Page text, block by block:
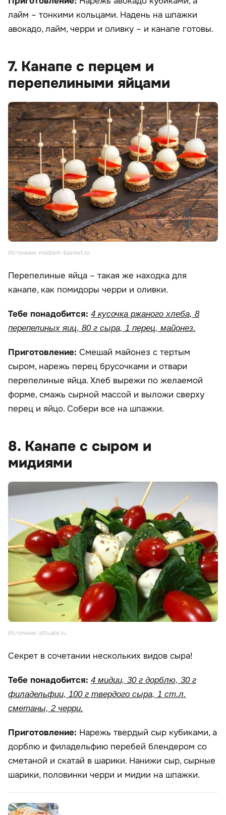
лайм – тонкими кольцами. Надень на шпажки
авокадо, лайм, черри и оливку – и канапе готовы.
7. Канапе с перцем и
перепелиными яйцами
Источник: molbert-banket.ru
Перепелиные яйца – такая же находка для
канапе, как помидоры черри и оливки.
Тебе понадобится: 4 кусочка ржаного хлеба, 8
перепелиных яиц, 80 г сыра, 1 перец, майонез.
Приготовление: Смешай майонез с тертым
сыром, нарежь перец брусочками и отвари
перепелиные яйца. Хлеб вырежи по желаемой
форме, смажь сырной массой и выложи сверху
перец и яйцо. Собери все на шпажки.
8. Канапе с сыром и
мидиями
Источник: attuale.ru
Секрет в сочетании нескольких видов сыра!
Тебе понадобится: 4 мидии, 30 г дорблю, 30 г
филадельфии, 100 г твердого сыра, 1 ст.л.
сметаны, 2 черри.
Приготовление: Нарежь твердый сыр кубиками, а
дорблю и филадельфию перебей блендером со
сметаной и скатай в шарики. Нанижи сыр, сырные
шарики, половинки черри и мидии на шпажки.